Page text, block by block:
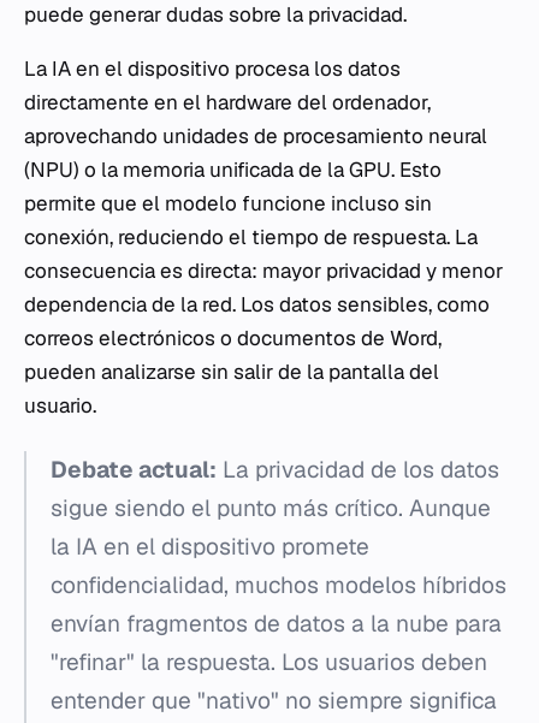
puede generar dudas sobre la privacidad.
La IA en el dispositivo procesa los datos
directamente en el hardware del ordenador,
aprovechando unidades de procesamiento neural
(NPU) o la memoria unificada de la GPU. Esto
permite que el modelo funcione incluso sin
conexión, reduciendo el tiempo de respuesta. La
consecuencia es directa: mayor privacidad y menor
dependencia de la red. Los datos sensibles, como
correos electrónicos o documentos de Word,
pueden analizarse sin salir de la pantalla del
usuario.
Debate actual: La privacidad de los datos
sigue siendo el punto más crítico. Aunque
la IA en el dispositivo promete
confidencialidad, muchos modelos híbridos
envían fragmentos de datos a la nube para
"refinar" la respuesta. Los usuarios deben
entender que "nativo" no siempre significa